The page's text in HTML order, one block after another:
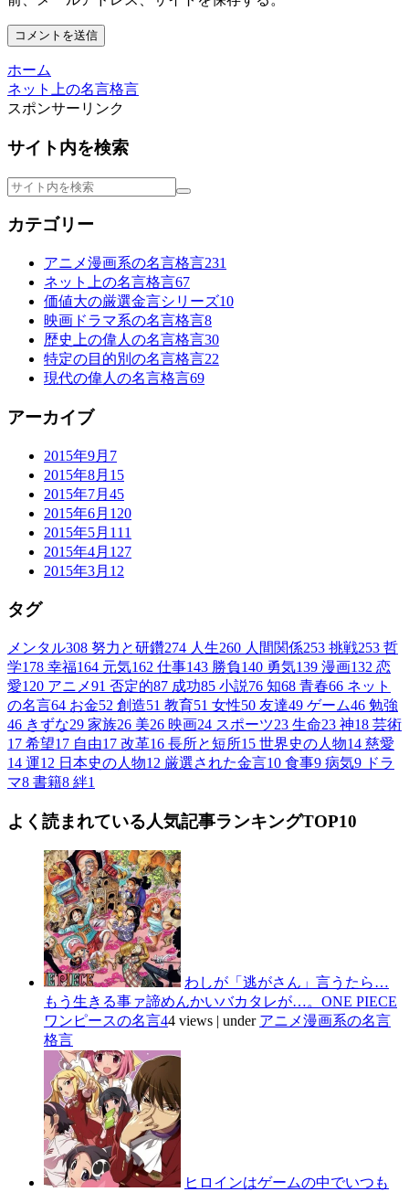
ホーム
ネット上の名言格言
スポンサーリンク
サイト内を検索
カテゴリー
アニメ漫画系の名言格言231
ネット上の名言格言67
価値大の厳選金言シリーズ10
映画ドラマ系の名言格言8
歴史上の偉人の名言格言30
特定の目的別の名言格言22
現代の偉人の名言格言69
アーカイブ
2015年9月 7
2015年8月 15
2015年7月 45
2015年6月 120
2015年5月 111
2015年4月 127
2015年3月 12
タグ
メンタル308 努力と研鑽274 人生260 人間関係253 挑戦253 哲
学178 幸福164 元気162 仕事143 勝負140 勇気139 漫画132 恋
愛120 アニメ91 否定的87 成功85 小説76 知68 青春66 ネット
の名言64 お金52 創造51 教育51 女性50 友達49 ゲーム46 勉強
46 きずな29 家族26 美26 映画24 スポーツ23 生命23 神18 芸術
17 希望17 自由17 改革16 長所と短所15 世界史の人物14 慈愛
14 運12 日本史の人物12 厳選された金言10 食事9 病気9 ドラ
マ8 書籍8 絆1
よく読まれている人気記事ランキングTOP10
わしが「逃がさん」言うたら…
もう生きる事ァ諦めんかいバカタレが…。ONE PIECE
ワンピースの名言44 views | under アニメ漫画系の名言
格言
ヒロインはゲームの中でいつも